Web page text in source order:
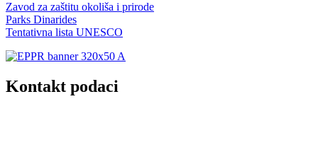
Zavod za zaštitu okoliša i prirode
Parks Dinarides
Tentativna lista UNESCO
Kontakt podaci